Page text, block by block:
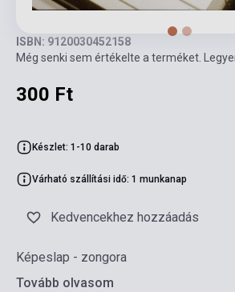
ISBN: 9120030452158
Még senki sem értékelte a terméket.
300 Ft
Készlet: 1-10 darab
Várható szállítási idő: 1 munkanap
Kedvencekhez hozzáadás
Képeslap - zongora
Tovább olvasom